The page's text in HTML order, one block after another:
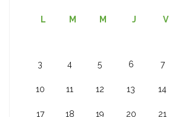
L M M J V
3 4 5 6 7
10 11 12 13 14
17 18 19 20 21